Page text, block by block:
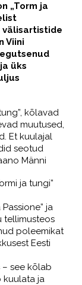
„Torm ja
välisartistide
Viini
üks
kõlavad
muutused,
Et kuulajal
seotud
Männi
ja tungi”
ja
tellimusteos
poleemikat
Eesti
see kõlab
kuulata ja